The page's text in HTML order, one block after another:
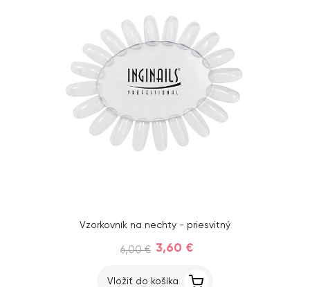
Vzorkovník na nechty - priesvitný
6,00 € 3,60 €
Vložiť do košíka